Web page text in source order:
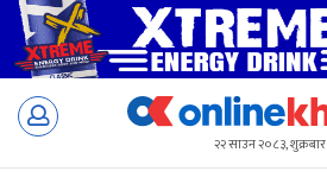
Skip
२२ साउन २०८३, शुक्रबार